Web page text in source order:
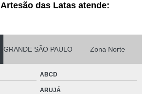
das Latas atende:
GRANDE SÃO PAULO Zona Norte
ABCD
ARUJÁ